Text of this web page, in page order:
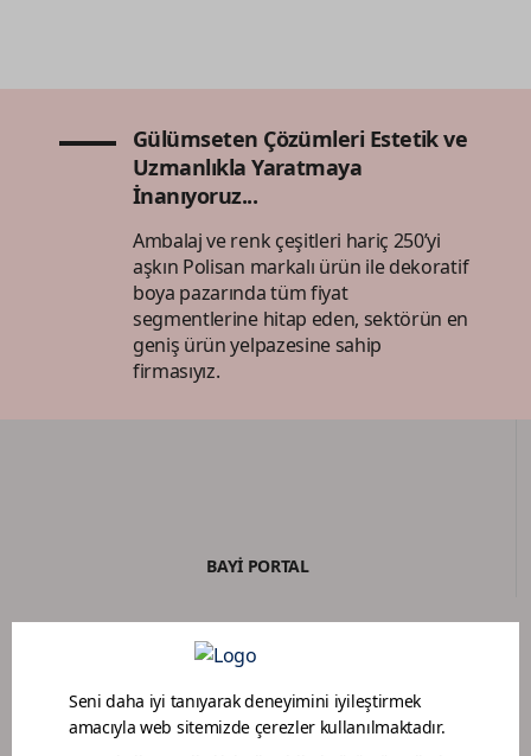
Gülümseten Çözümleri Estetik ve
Uzmanlıkla Yaratmaya
İnanıyoruz...
Ambalaj ve renk çeşitleri hariç 250’yi
aşkın Polisan markalı ürün ile dekoratif
boya pazarında tüm fiyat
segmentlerine hitap eden, sektörün en
geniş ürün yelpazesine sahip
firmasıyız.
BAYİ PORTAL
BOYACI SADAKAT PROGRAMI